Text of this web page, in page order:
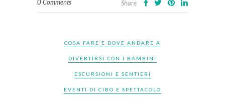
0 Comments Share
COSA FARE E DOVE ANDARE A
DIVERTIRSI CON I BAMBINI
ESCURSIONI E SENTIERI
EVENTI DI CIBO E SPETTACOLO